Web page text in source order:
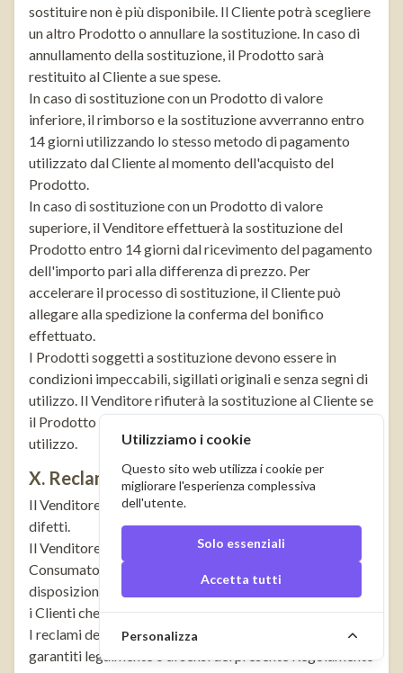
sostituire non è più disponibile. Il Cliente potrà scegliere
un altro Prodotto o annullare la sostituzione. In caso di
annullamento della sostituzione, il Prodotto sarà
restituito al Cliente a sue spese.
In caso di sostituzione con un Prodotto di valore
inferiore, il rimborso e la sostituzione avverranno entro
14 giorni utilizzando lo stesso metodo di pagamento
utilizzato dal Cliente al momento dell'acquisto del
Prodotto.
In caso di sostituzione con un Prodotto di valore
superiore, il Venditore effettuerà la sostituzione del
Prodotto entro 14 giorni dal ricevimento del pagamento
dell'importo pari alla differenza di prezzo. Per
accelerare il processo di sostituzione, il Cliente può
allegare alla spedizione la conferma del bonifico
effettuato.
I Prodotti soggetti a sostituzione devono essere in
condizioni impeccabili, sigillati originali e senza segni di
utilizzo. Il Venditore rifiuterà la sostituzione al Cliente se
il Prodotto è danneggiato, aperto o presenta segni di
utilizzo.
X. Reclami sui Prodotti per garanzia
Il Venditore si impegna a consegnare il Prodotto privo di
difetti.
Il Venditore è responsabile nei confronti del Cliente
Consumatore per difetti del Prodotto secondo le
disposizioni degli articoli 556–576 del Codice Civile. Per
i Clienti che sono Imprenditori, la garanzia è esclusa.
I reclami derivanti dalla violazione dei diritti del Cliente
garantiti legalmente o ai sensi del presente Regolamento
Utilizziamo i cookie
Questo sito web utilizza i cookie per
migliorare l'esperienza complessiva
dell'utente.
Solo essenziali
Accetta tutti
Personalizza